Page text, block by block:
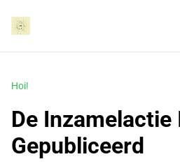
Hoi!
De Inzamelactie
Gepubliceerd